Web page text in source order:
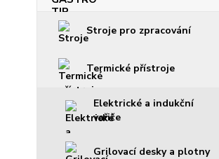
Stroje pro zpracování
Termické přístroje
Elektrické a indukční
vařiče
Grilovací desky a plotny